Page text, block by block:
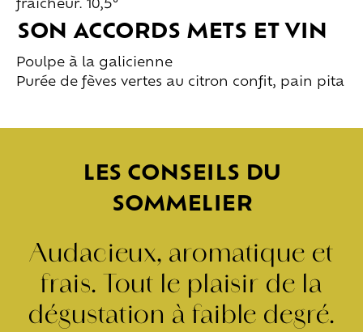
SON ACCORDS METS ET VIN
Poulpe à la galicienne
Purée de fèves vertes au citron confit, pain pita
LES CONSEILS DU
SOMMELIER
Audacieux, aromatique et
frais. Tout le plaisir de la
dégustation à faible degré.